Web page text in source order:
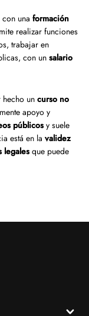
con una formación
realizar funciones
trabajar en
con un salario
hecho un curso no
apoyo y
públicos y suele
está en la validez
legales que puede